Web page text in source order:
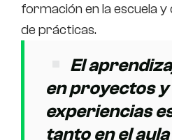
formación en la escuela
de prácticas.
El
en proyectos y
experiencias
tanto en el